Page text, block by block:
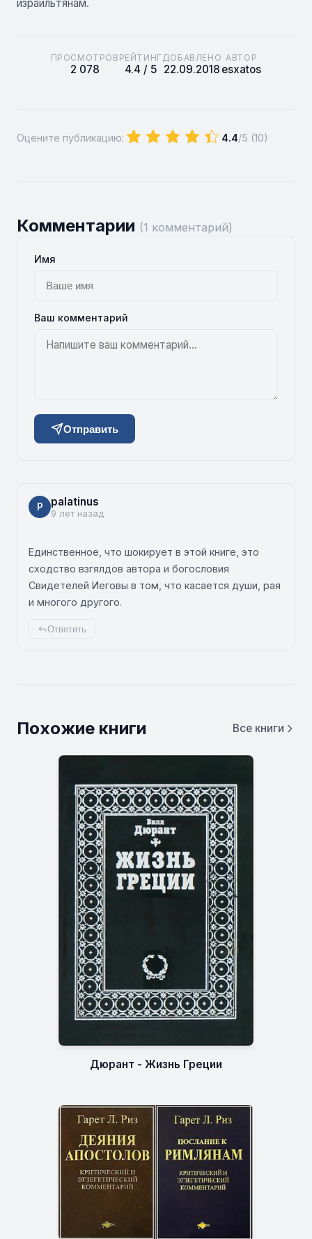
израильтянам.
ПРОСМОТРОВ
2 078
РЕЙТИНГ
4.4 / 5
ДОБАВЛЕНО
22.09.2018
АВТОР
esxatos
Оцените публикацию: 4.4/5 (10)
Комментарии (1 комментарий)
Имя
Ваш комментарий
Отправить
P palatinus
9 лет назад
Единственное, что шокирует в этой книге, это
сходство взгялдов автора и богословия
Свидетелей Иеговы в том, что касается души, рая
и многого другого.
Ответить
Похожие книги Все книги
Дюрант - Жизнь Греции